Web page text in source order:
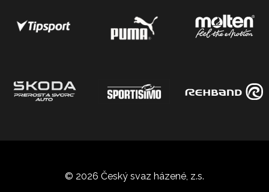
© 2026 Český svaz házené, z.s.